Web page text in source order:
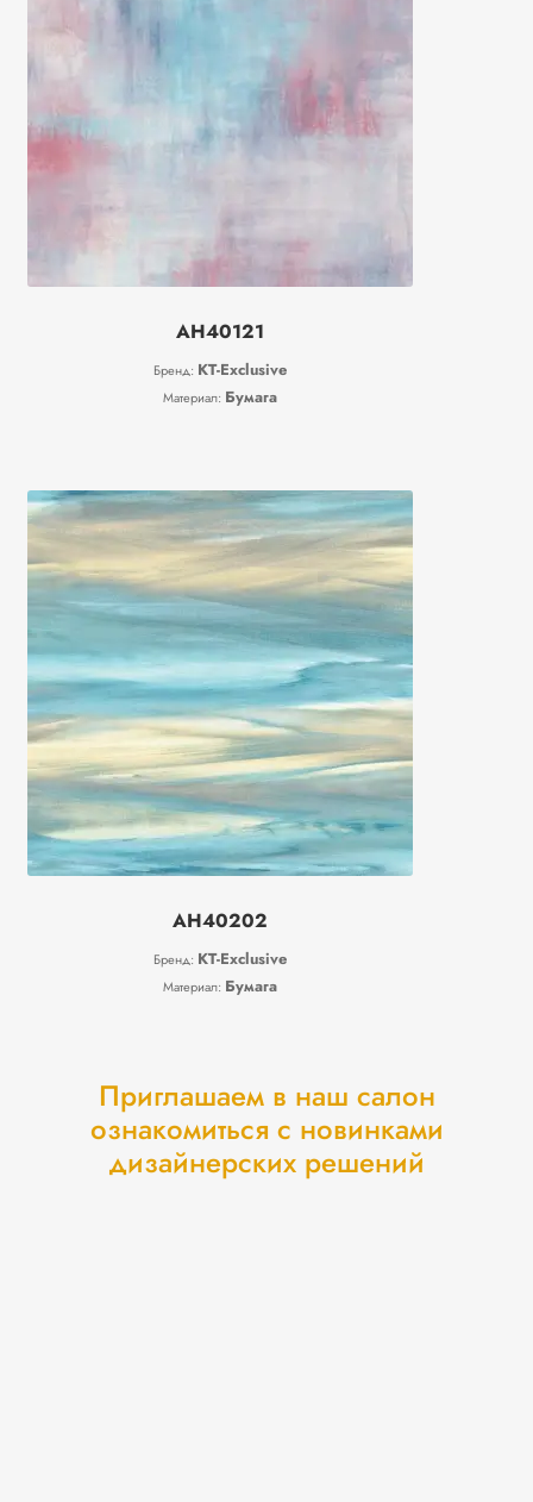
AH40121
Бренд: KT-Exclusive
Материал: Бумага
AH40202
Бренд: KT-Exclusive
Материал: Бумага
Приглашаем в наш салон
ознакомиться с новинками
дизайнерских решений